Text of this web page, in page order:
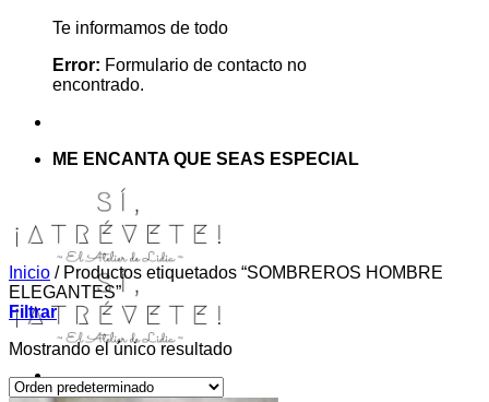
Te informamos de todo
Error: Formulario de contacto no
encontrado.
ME ENCANTA QUE SEAS ESPECIAL
Inicio /Productos etiquetados “SOMBREROS HOMBRE
ELEGANTES”
Filtrar
Mostrando el único resultado